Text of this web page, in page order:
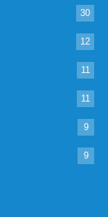
30
12
11
11
9
9